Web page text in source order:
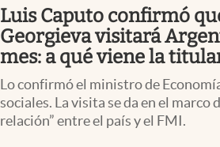
Negocios
Columnistas
Apertura
Luis Caputo confirmó
Georgieva visitará
mes: a qué viene la
Lo confirmó el ministro de
sociales. La visita se da en el marco
relación” entre el país y el FMI.